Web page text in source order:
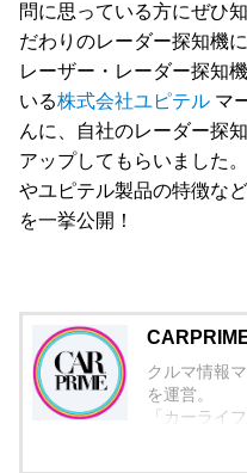
問に思っている方にぜひ
だわりのレーダー探知機
レーザー・レーダー探知
いる株式会社ユピテル マ
んに、自社のレーダー探
アップしてもらいました
やユピテル製品の特徴な
を一挙公開！
クルマ情報
を運営。
「カーライ
げ、編集に